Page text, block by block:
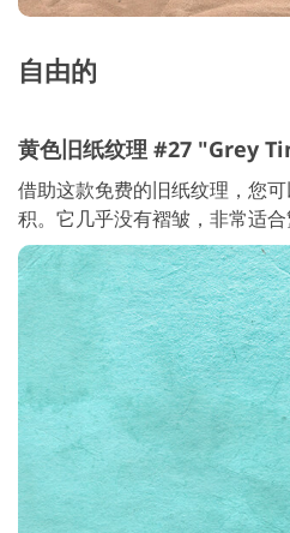
自由的
黄色旧纸纹理 #27 "Grey
借助这款免费的旧纸纹理，您
积。它几乎没有褶皱，非常适合